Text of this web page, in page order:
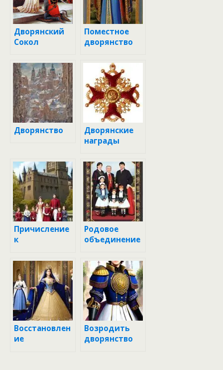
Дворянский
Сокол
Поместное
дворянство
Дворянство
Дворянские
награды
Причисление
к
роду
Родовое
объединение
Восстановлен
ие
Возродить
дворянство